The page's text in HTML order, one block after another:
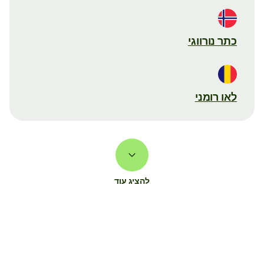
כתר נורווגי
לאו רומני
להציג עוד